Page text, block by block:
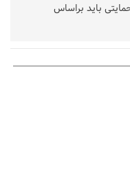
باید براساس
رسمی فاقد سندیت است
عمان درباره تنگه هرمز،
گیلان نسبت به